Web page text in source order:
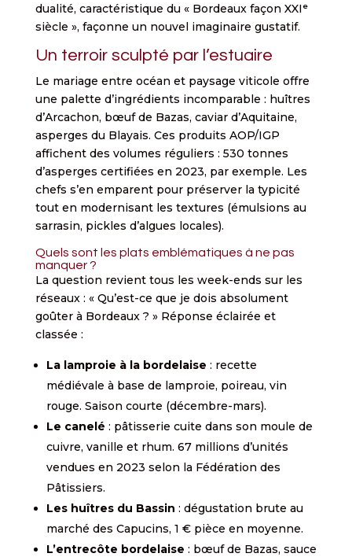
dualité, caractéristique du « Bordeaux façon XXIᵉ
siècle », façonne un nouvel imaginaire gustatif.
Un terroir sculpté par l’estuaire
Le mariage entre océan et paysage viticole offre
une palette d’ingrédients incomparable : huîtres
d’Arcachon, bœuf de Bazas, caviar d’Aquitaine,
asperges du Blayais. Ces produits AOP/IGP
affichent des volumes réguliers : 530 tonnes
d’asperges certifiées en 2023, par exemple. Les
chefs s’en emparent pour préserver la typicité
tout en modernisant les textures (émulsions au
sarrasin, pickles d’algues locales).
Quels sont les plats emblématiques à ne pas
manquer ?
La question revient tous les week-ends sur les
réseaux : « Qu’est-ce que je dois absolument
goûter à Bordeaux ? » Réponse éclairée et
classée :
La lamproie à la bordelaise : recette
médiévale à base de lamproie, poireau, vin
rouge. Saison courte (décembre-mars).
Le canelé : pâtisserie cuite dans son moule de
cuivre, vanille et rhum. 67 millions d’unités
vendues en 2023 selon la Fédération des
Pâtissiers.
Les huîtres du Bassin : dégustation brute au
marché des Capucins, 1 € pièce en moyenne.
L’entrecôte bordelaise : bœuf de Bazas, sauce